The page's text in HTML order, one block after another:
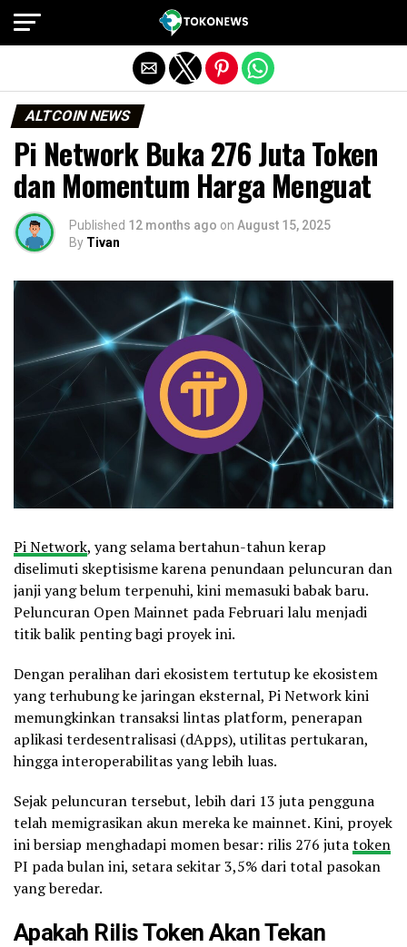
ALTCOIN NEWS
Pi Network Buka 276 Juta Token
dan Momentum Harga Menguat
Published 12 months ago on August 15, 2025
By Tivan
Pi Network, yang selama bertahun-tahun kerap
diselimuti skeptisisme karena penundaan peluncuran dan
janji yang belum terpenuhi, kini memasuki babak baru.
Peluncuran Open Mainnet pada Februari lalu menjadi
titik balik penting bagi proyek ini.
Dengan peralihan dari ekosistem tertutup ke ekosistem
yang terhubung ke jaringan eksternal, Pi Network kini
memungkinkan transaksi lintas platform, penerapan
aplikasi terdesentralisasi (dApps), utilitas pertukaran,
hingga interoperabilitas yang lebih luas.
Sejak peluncuran tersebut, lebih dari 13 juta pengguna
telah memigrasikan akun mereka ke mainnet. Kini, proyek
ini bersiap menghadapi momen besar: rilis 276 jutatoken
PI pada bulan ini, setara sekitar 3,5% dari total pasokan
yang beredar.
Apakah Rilis Token Akan Tekan
Exit mobile version